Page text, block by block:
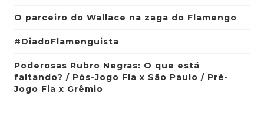
O parceiro do Wallace na zaga do Flamengo
#DiadoFlamenguista
Poderosas Rubro Negras: O que está
faltando? / Pós-Jogo Fla x São Paulo / Pré-
Jogo Fla x Grêmio